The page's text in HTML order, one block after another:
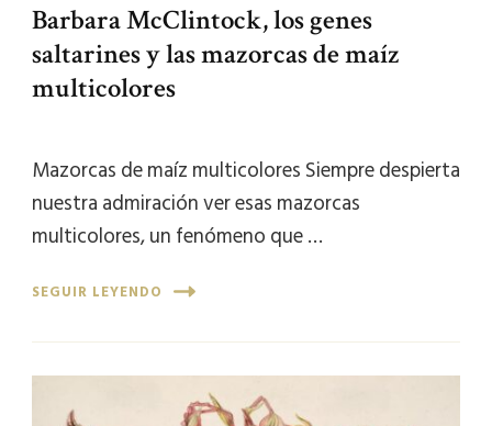
Barbara McClintock, los genes
saltarines y las mazorcas de maíz
multicolores
Mazorcas de maíz multicolores Siempre despierta
nuestra admiración ver esas mazorcas
multicolores, un fenómeno que …
SEGUIR LEYENDO